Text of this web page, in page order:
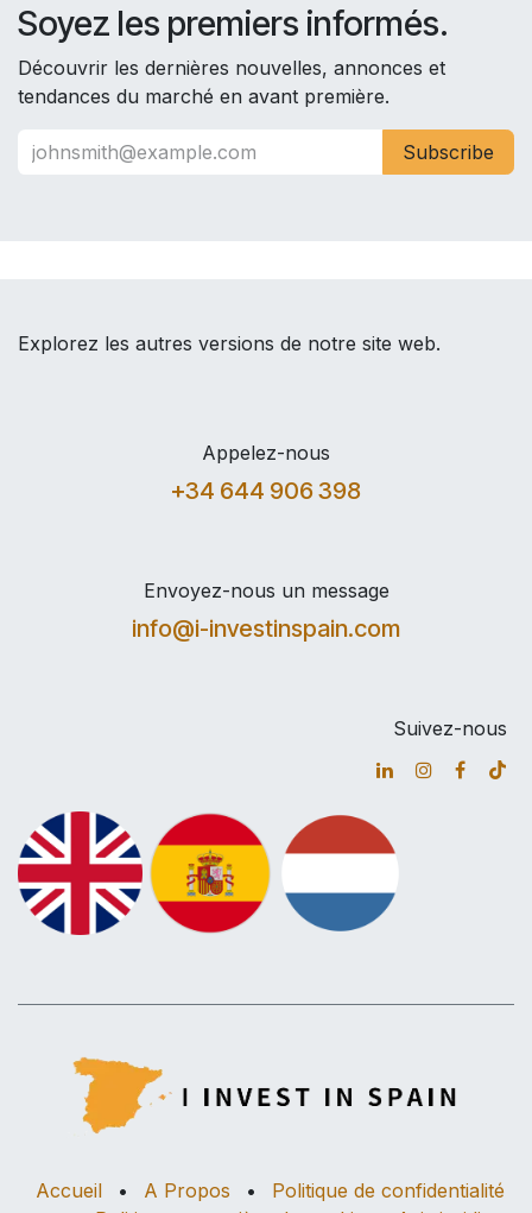
Soyez les premiers informés.
Découvrir les dernières nouvelles, annonces et
tendances du marché en avant première.
Subscribe
Explorez les autres versions de notre site web.
Appelez-nous
+34 644 906 398
Envoyez-nous un message
info@i-investinspain.com
Suivez-nous
Accueil • A Propos •
Politique de confidentialité